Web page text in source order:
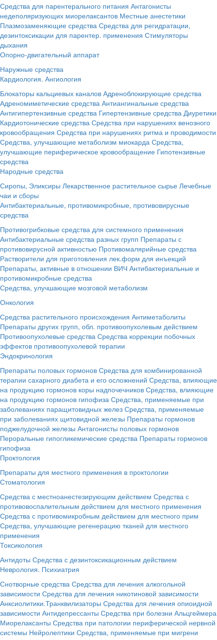
Средства для парентерального питания Антагонисты
недеполяризующих миорелаксантов Местные анестетики
Плазмозаменяющие средства Средства для регидратации,
дезинтоксикации для парентер. применения Стимуляторы
дыхания
Опорно-двигательный аппарат
Наружные средства
Кардиология. Ангиология
Блокаторы кальциевых каналов Адреноблокирующие средства
Адреномиметические средства Антиангинальные средства
Антигипертензивные средства Гипертензивные средства Диуретики
Кардиотонические средства Средства при нарушениях венозного
кровообращения Средства при нарушениях ритма и проводимости
Средства, улучшающие метаболизм миокарда Средства,
улучшающие периферическое кровообращение Гипотензивные
средства
Народные средства
Сиропы, Эликсиры Лекарственное растительное сырье Лечебные
чаи и сборы
Антибактериальные, противомикробные, противовирусные
средства
Противогрибковые средства для системного применения
Антибактериальные средства разных групп Препараты с
противовирусной активностью Противомалярийные средства
Растворители для приготовления лек.форм для инъекций
Препараты, активные в отношении ВИЧ Антибактериальные и
противомикробные средства
Средства, улучшающие мозговой метаболизм
Онкология
Средства растительного происхождения Антиметаболиты
Препараты других групп, обл. противоопухолевым действием
Противоопухолевые средства Средства коррекции побочных
эффектов противоопухолевой терапии
Эндокринология
Препараты половых гормонов Средства для комбинированной
терапии сахарного диабета и его осложнений Средства, влияющие
на продукцию гормонов коры надпочечников Средства, влияющие
на продукцию гормонов гипофиза Средства, применяемые при
заболеваниях паращитовидных желез Средства, применяемые
при заболеваниях щитовидной железы Препараты гормонов
поджелудочной железы Антагонисты половых гормонов
Пероральные гипогликемические средства Препараты гормонов
гипофиза
Проктология
Препараты для местного применения в проктологии
Стоматология
Средства с местноанестезирующим действием Средства с
противовоспалительным действием для местного применения
Средства с противомикробным действием для местного прим
Средства, улучшающие регенерацию тканей для местного
применения
Токсикология
Антидоты Средства с дезинтоксикационным действием
Неврология. Психиатрия
Снотворные средства Средства для лечения алкогольной
зависимости Средства для лечения никотиновой зависимости
Анксиолитики.Транквилизаторы Средства для лечения опиоидной
зависимости Антидепрессанты Средства при болезни Альцгеймера
Миорелаксанты Средства при патологии периферической нервной
системы Нейролептики Средства, применяемые при мигрени